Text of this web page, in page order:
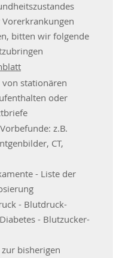
en
bitten wir folgende
zubringen​
von stationären
oder
orbefunde: z.B.
, CT,
- Liste der
- Blutdruck-
- Blutzucker-
bisherigen